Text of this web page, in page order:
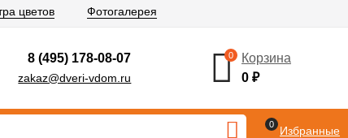
цветов Фотогалерея
8 (495) 178-08-07
zakaz@dveri-vdom.ru
0
Корзина
0₽
0 Избранные